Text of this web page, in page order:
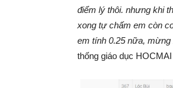
điểm lý thôi. nhưng khi
xong tự chấm em còn
em tính 0.25 nữa, mừng
thống giáo dục HOCMAI